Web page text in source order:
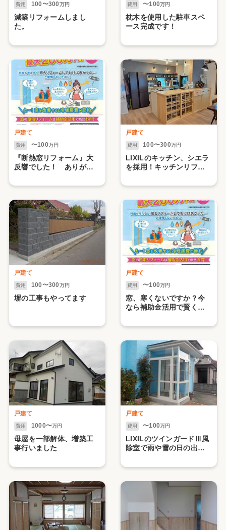
費用 100〜300万円
減築リフォームしまし
た。
費用 〜100万円
枕木を使用した駐車スペ
ース完成です！
戸建て
費用 〜100万円
『断熱窓リフォーム』大
反響でした！ ありがと
補助金・先進的窓リノベ
戸建て
費用 100〜300万円
LIXILのキッチン、シエラ
を採用！キッチンリフォ
戸建て
費用 100〜300万円
塀の工事もやってます
戸建て
費用 〜100万円
窓、寒くないですか？今
なら補助金活用で賢く快
戸建て
費用 1000〜万円
母屋を一部解体、増築工
事行いました
戸建て
費用 〜100万円
LIXILのツインガードⅢ風
除室で雨や雪の日の出入